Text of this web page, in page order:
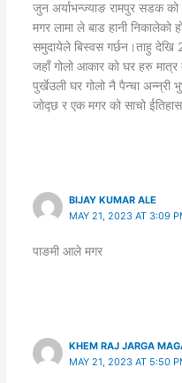
जुन अर्याभन्ज्याङ रामपुर सडक
मगर लामा ले बाड हानी निकालेको
समुदायेले बिस्वस गर्छन।ताहु देखि
जहाँ गोलो आकार को घर हरु मात्र
पुर्खेउली घर गोलो नै पैन्चा
जोद्छ र एक मगर को साचो
BIJAY KUMAR ALE
MAY 21, 2023 AT 3:09
पाङमी आले मगर
KHEM RAJ JARGA
MAY 21, 2023 AT 5:50